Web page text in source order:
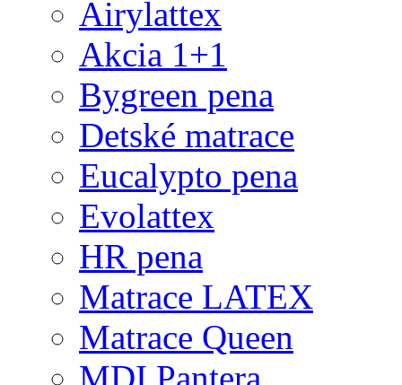
Airylattex
Akcia 1+1
Bygreen pena
Detské matrace
Eucalypto pena
Evolattex
HR pena
Matrace LATEX
Matrace Queen